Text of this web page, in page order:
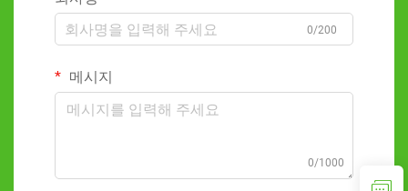
0/200
메시지
0/1000